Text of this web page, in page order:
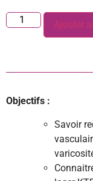
Ajouter
Objectifs :
Savoir